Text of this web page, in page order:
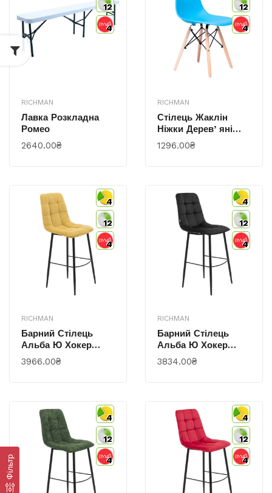
Фільтр
12
4
RICHMAN
Лавка Розкладна
Ромео
2640.00₴
12
4
RICHMAN
Стілець Жаклін
Ніжки Деревʼяні
Блакитний
1296.00₴
4
12
4
RICHMAN
Барний Стілець
Альба Ю Хокер
Комплектація Ніжки
Чорні Оббивка
3966.00₴
4
12
4
RICHMAN
Барний Стілець
Альба Ю Хокер
Комплектація Ніжки
Чорні Оббивка
3834.00₴
4
12
4
4
12
4